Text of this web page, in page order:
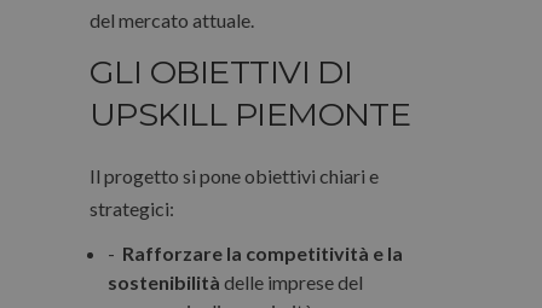
del mercato attuale.
GLI OBIETTIVI DI
UPSKILL PIEMONTE
Il progetto si pone obiettivi chiari e
strategici:
- Rafforzare la competitività e la
sostenibilità delle imprese del